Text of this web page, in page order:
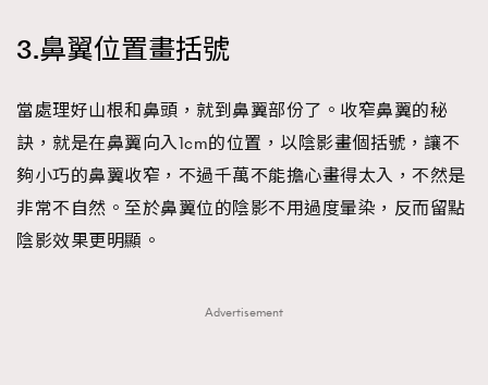
3.鼻翼位置畫括號
當處理好山根和鼻頭，就到鼻翼部份了。收窄鼻翼的秘
訣，就是在鼻翼向入1cm的位置，以陰影畫個括號，讓不
夠小巧的鼻翼收窄，不過千萬不能擔心畫得太入，不然是
非常不自然。至於鼻翼位的陰影不用過度暈染，反而留點
陰影效果更明顯。
Advertisement